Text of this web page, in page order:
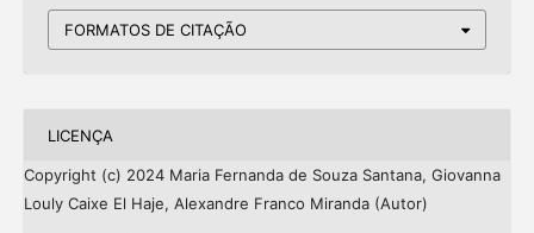
FORMATOS DE CITAÇÃO
LICENÇA
Copyright (c) 2024 Maria Fernanda de Souza Santana, Giovanna
Louly Caixe El Haje, Alexandre Franco Miranda (Autor)